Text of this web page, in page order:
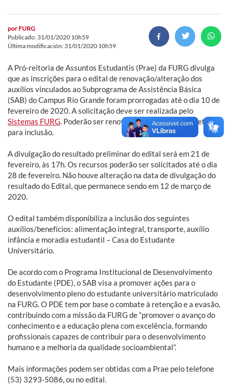
por FURG
Publicado: 31/01/2020 10h59
Última modificación: 31/01/2020 10h59
A Pró-reitoria de Assuntos Estudantis (Prae) da FURG divulga
que as inscrições para o edital de renovação/alteração dos
auxílios vinculados ao Subprograma de Assistência Básica
(SAB) do Campus Rio Grande foram prorrogadas até o dia 10 de
fevereiro de 2020. A solicitação deve ser realizada pelo
Sistemas FURG . Poderão ser renovados e solicitados benefícios
para inclusão.
A divulgação do resultado preliminar do edital será em 21 de
fevereiro, às 17h. Os recursos poderão ser solicitados até o dia
28 de fevereiro. Não houve alteração na data de divulgação do
resultado do Edital, que permanece sendo em 12 de março de
2020.
O edital também disponibiliza a inclusão dos seguintes
auxílios/benefícios: alimentação integral, transporte, auxílio
infância e moradia estudantil – Casa do Estudante
Universitário.
De acordo com o Programa Institucional de Desenvolvimento
do Estudante (PDE), o SAB visa a promover ações para o
desenvolvimento pleno do estudante universitário matriculado
na FURG. O PDE tem por base o combate à retenção e a evasão,
contribuindo com a missão da FURG de “promover o avanço do
conhecimento e a educação plena com excelência, formando
profissionais capazes de contribuir para o desenvolvimento
humano e a melhoria da qualidade socioambiental”.
Mais informações podem ser obtidas com a Prae pelo telefone
(53) 3293-5086, ou no edital.